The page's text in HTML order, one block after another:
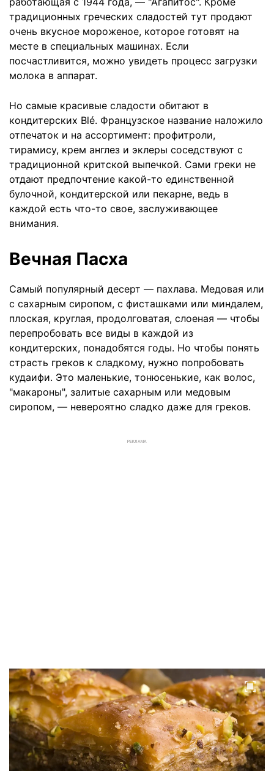
традиционных греческих сладостей тут продают
очень вкусное мороженое, которое готовят на
месте в специальных машинах. Если
посчастливится, можно увидеть процесс загрузки
молока в аппарат.
Но самые красивые сладости обитают в
кондитерских Blé. Французское название наложило
отпечаток и на ассортимент: профитроли,
тирамису, крем англез и эклеры соседствуют с
традиционной критской выпечкой. Сами греки не
отдают предпочтение какой-то единственной
булочной, кондитерской или пекарне, ведь в
каждой есть что-то свое, заслуживающее
внимания.
Вечная Пасха
Самый популярный десерт — пахлава. Медовая или
с сахарным сиропом, с фисташками или миндалем,
плоская, круглая, продолговатая, слоеная — чтобы
перепробовать все виды в каждой из
кондитерских, понадобятся годы. Но чтобы понять
страсть греков к сладкому, нужно попробовать
кудаифи. Это маленькие, тонюсенькие, как волос,
"макароны", залитые сахарным или медовым
сиропом, — невероятно сладко даже для греков.
РЕКЛАМА